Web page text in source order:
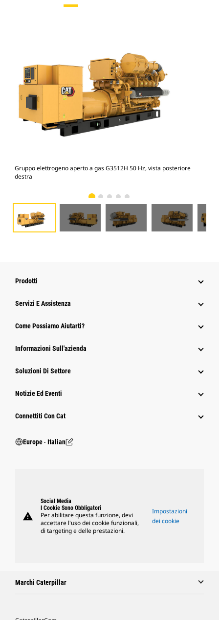
Gruppo elettrogeno aperto a gas G3512H 50 Hz, vista posteriore
destra
Prodotti
Servizi E Assistenza
Come Possiamo Aiutarti?
Informazioni Sull'azienda
Soluzioni Di Settore
Notizie Ed Eventi
Connettiti Con Cat
Europe ‧ Italian
warning
Social Media
I Cookie Sono Obbligatori
Per abilitare questa funzione, devi
accettare l'uso dei cookie funzionali,
di targeting e delle prestazioni.
Impostazioni
dei cookie
Marchi Caterpillar